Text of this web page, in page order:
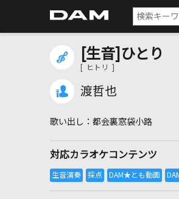
[生音]ひとり
[ ヒトリ ]
渡哲也
都会裏窓袋小路
対応カラオケコンテンツ